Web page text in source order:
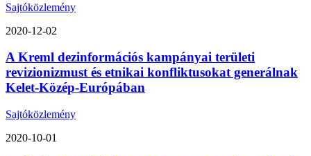
Sajtóközlemény
2020-12-02
A Kreml dezinformációs kampányai területi
revizionizmust és etnikai konfliktusokat generálnak
Kelet-Közép-Európában
Sajtóközlemény
2020-10-01